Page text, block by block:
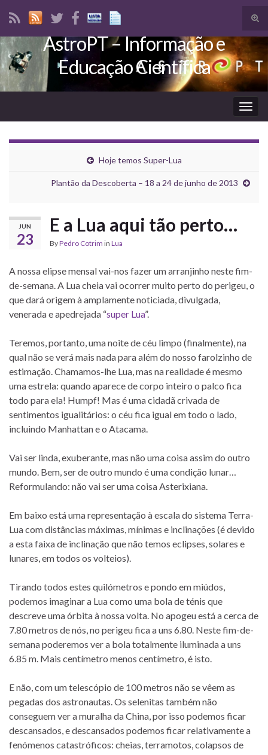
Search for:
AstroPT – Informação e
Educação Científica
Hoje temos Super-Lua
Plantão da Descoberta – 18 a 24 de junho de 2013
JUN
23
E a Lua aqui tão perto…
ByPedro Cotrim in Lua
A nossa elipse mensal vai-nos fazer um arranjinho neste fim-
de-semana. A Lua cheia vai ocorrer muito perto do perigeu, o
que dará origem à amplamente noticiada, divulgada,
venerada e apedrejada “super Lua”.
Teremos, portanto, uma noite de céu limpo (finalmente), na
qual não se verá mais nada para além do nosso farolzinho de
estimação. Chamamos-lhe Lua, mas na realidade é mesmo
uma estrela: quando aparece de corpo inteiro o palco fica
todo para ela! Humpf! Mas é uma cidadã crivada de
sentimentos igualitários: o céu fica igual em todo o lado,
incluindo Manhattan e o Atacama.
Vai ser linda, exuberante, mas não uma coisa assim do outro
mundo. Bem, ser de outro mundo é uma condição lunar…
Reformulando: não vai ser uma coisa Asterixiana.
Em baixo está uma representação à escala do sistema Terra-
Lua com distâncias máximas, mínimas e inclinações (é devido
a esta faixa de inclinação que não temos eclipses, solares e
lunares, em todos os volteios).
Tirando todos estes quilómetros e pondo em miúdos,
podemos imaginar a Lua como uma bola de ténis que
descreve uma órbita à nossa volta. No apogeu está a cerca de
7.80 metros de nós, no perigeu fica a uns 6.80. Neste fim-de-
semana poderemos ver a bola totalmente iluminada a uns
6.85 m. Mais centímetro menos centímetro, é isto.
E não, com um telescópio de 100 metros não se vêem as
pegadas dos astronautas. Os selenitas também não
conseguem ver a muralha da China, por isso podemos ficar
descansados, e descansados podemos ficar relativamente a
fenómenos catastróficos: cheias, terramotos, colapsos de